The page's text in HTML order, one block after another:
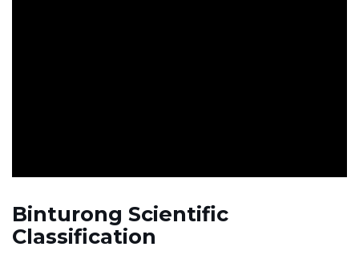
Binturong Scientific
Classification